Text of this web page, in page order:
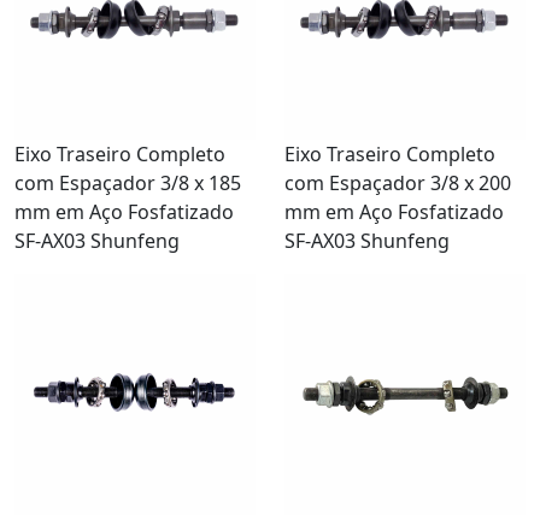
Eixo Traseiro Completo
com Espaçador 3/8 x 185
mm em Aço Fosfatizado
SF-AX03 Shunfeng
Eixo Traseiro Completo
com Espaçador 3/8 x 200
mm em Aço Fosfatizado
SF-AX03 Shunfeng